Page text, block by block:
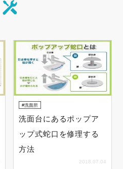
洗面所
洗面台にあるポップア
ップ式蛇口を修理する
方法
2018.07.04